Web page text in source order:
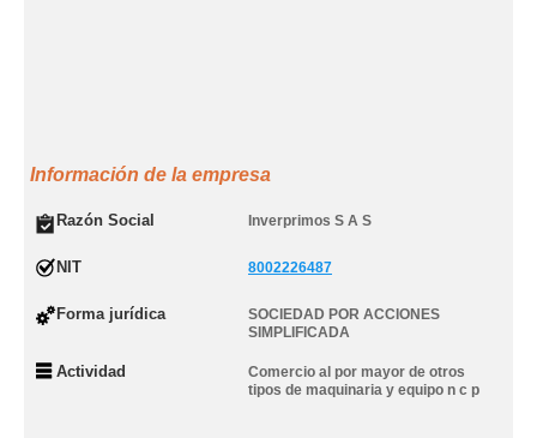
Información de la empresa
Razón Social Inverprimos S A S
NIT 8002226487
Forma jurídica
SOCIEDAD POR ACCIONES
SIMPLIFICADA
Actividad
Comercio al por mayor de otros
tipos de maquinaria y equipo n c p